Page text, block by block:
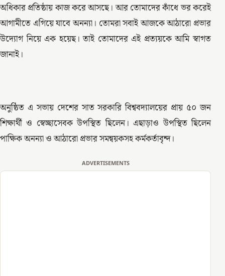
অধিকার প্রতিষ্ঠায় কাজ করে আসছে। আর তোমাদের কাঁধে ভর করেই
আগামীতে এগিয়ে যাবে অনন্যা। তোমরা সবাই আজকে আঠারো প্রভার
উদ্যোগ নিয়ে এক হয়েছ। তাই তোমাদের এই প্রত্যয়কে আমি স্বাগত
জানাই।
অনুষ্ঠিত এ সভায় দেশের সাত সরকারি বিশ্ববদ্যালয়ের প্রায় ৫০ জন
শিক্ষার্থী ও স্বেচ্ছাসেবক উপস্থিত ছিলেন। এছাড়াও উপস্থিত ছিলেন
পাক্ষিক অনন্যা ও আঠারো প্রভার সমন্বয়কসহ কর্মকর্তাবৃন্দ।
ADVERTISEMENTS